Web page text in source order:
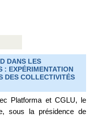
DANS LES
: EXPÉRIMENTATION
DES COLLECTIVITÉS
Platforma et CGLU, le
sous la présidence de